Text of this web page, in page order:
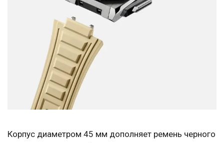
Корпус диаметром 45 мм дополняет ремень черного